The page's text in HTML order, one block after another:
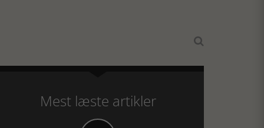

Mest læste artikler